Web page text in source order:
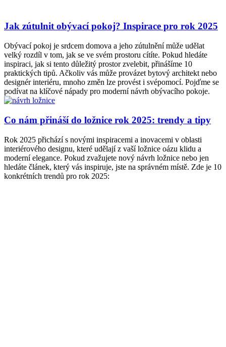
Jak zútulnit obývací pokoj? Inspirace pro rok 2025
Obývací pokoj je srdcem domova a jeho zútulnění může udělat
velký rozdíl v tom, jak se ve svém prostoru cítíte. Pokud hledáte
inspiraci, jak si tento důležitý prostor zvelebit, přinášíme 10
praktických tipů. Ačkoliv vás může provázet bytový architekt nebo
designér interiéru, mnoho změn lze provést i svépomocí. Pojďme se
podívat na klíčové nápady pro moderní návrh obývacího pokoje.
Co nám přináší do ložnice rok 2025: trendy a tipy
Rok 2025 přichází s novými inspiracemi a inovacemi v oblasti
interiérového designu, které udělají z vaší ložnice oázu klidu a
moderní elegance. Pokud zvažujete nový návrh ložnice nebo jen
hledáte článek, který vás inspiruje, jste na správném místě. Zde je 10
konkrétních trendů pro rok 2025: